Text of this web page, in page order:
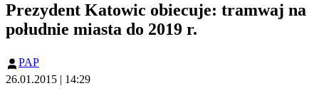
Prezydent Katowic obiecuje: tramwaj na
południe miasta do 2019 r.
PAP
26.01.2015 | 14:29